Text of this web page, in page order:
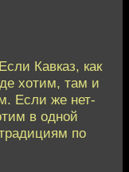
Кавказ, как
хотим, там и
Если же нет-
в одной
по